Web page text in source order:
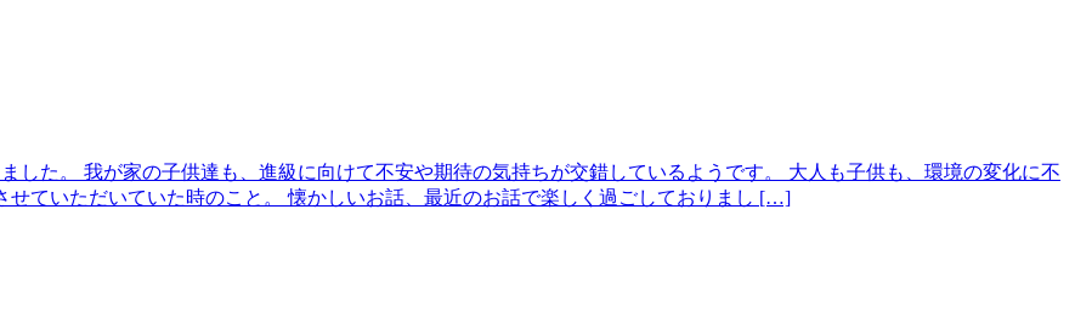
した。 我が家の子供達も、進級に向けて不安や期待の気持ちが交錯しているようです。 大人も子供も、環境の変化に不
ていただいていた時のこと。 懐かしいお話、最近のお話で楽しく過ごしておりまし […]